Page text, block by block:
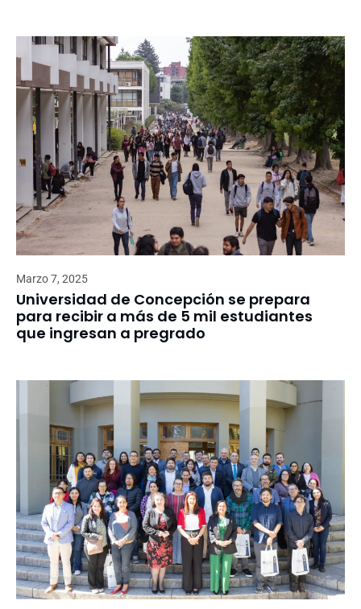
Marzo 7, 2025
Universidad de Concepción se prepara
para recibir a más de 5 mil estudiantes
que ingresan a pregrado